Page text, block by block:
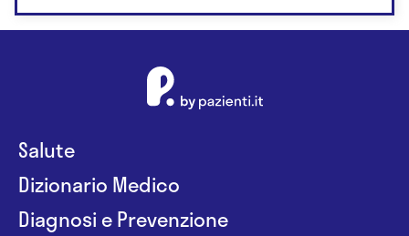
Salute
Dizionario Medico
Diagnosi e Prevenzione